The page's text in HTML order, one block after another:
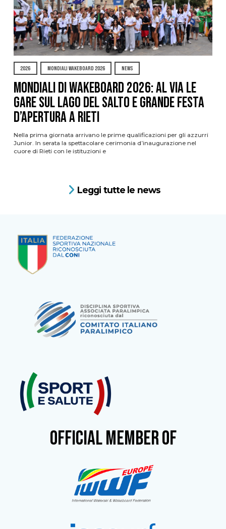
2026 MONDIALI WAKEBOARD 2026 NEWS
Mondiali di Wakeboard 2026: al via le
gare sul Lago del Salto e grande festa
d’apertura a Rieti
Nella prima giornata arrivano le prime qualificazioni per gli azzurri
Junior. In serata la spettacolare cerimonia d’inaugurazione nel
cuore di Rieti con le istituzioni e
Leggi tutte le news
OFFICIAL MEMBER OF